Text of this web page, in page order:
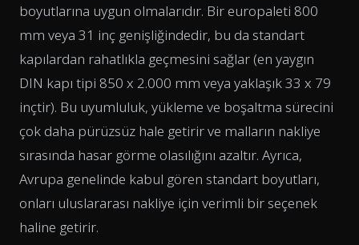
boyutlarına uygun olmalarıdır. Bir europaleti 800
mm veya 31 inç genişliğindedir, bu da standart
kapılardan rahatlıkla geçmesini sağlar (en yaygın
DIN kapı tipi 850 x 2.000 mm veya yaklaşık 33 x 79
inçtir). Bu uyumluluk, yükleme ve boşaltma sürecini
çok daha pürüzsüz hale getirir ve malların nakliye
sırasında hasar görme olasılığını azaltır. Ayrıca,
Avrupa genelinde kabul gören standart boyutları,
onları uluslararası nakliye için verimli bir seçenek
haline getirir.